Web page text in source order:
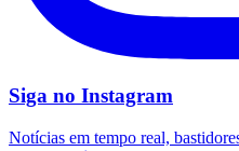
Siga no Instagram
Notícias em tempo real,